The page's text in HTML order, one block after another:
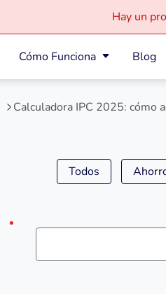
Hay un
Cómo Funciona Blog
Calculadora IPC 2025: cómo
Todos